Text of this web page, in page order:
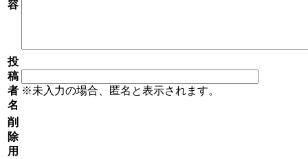
容
投
稿
者
名
※未入力の場合、匿名と表示されます。
削
除
用